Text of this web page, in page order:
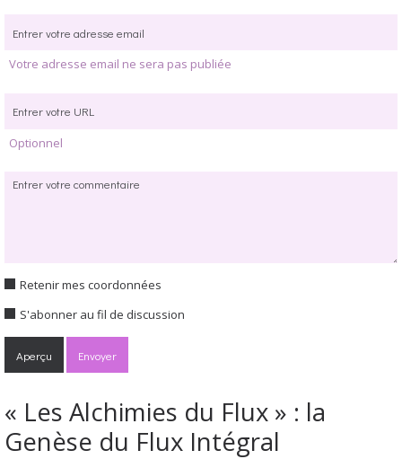
Votre adresse email ne sera pas publiée
Optionnel
Retenir mes coordonnées
S'abonner au fil de discussion
« Les Alchimies du Flux » : la
Genèse du Flux Intégral